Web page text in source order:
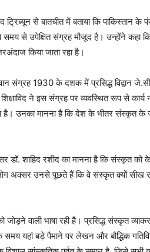
से बातचीत में बताया कि पाकिस्तान के
से उपेक्षित संग्रह मौजूद है। उन्होंने कहा
किया जाता रहा है।
संग्रह 1930 के दशक में प्रसिद्ध विद्वान
ने इस संग्रह पर व्यवस्थित रूप से
उनका मानना है कि देश के भीतर संस्कृत के
शाहिद रशीद का मानना है कि संस्कृत को
अक्सर उनसे पूछते हैं कि वे संस्कृत क्यों सीख
वाली भाषा रही है। प्रसिद्ध संस्कृत
यहां बड़े पैमाने पर लेखन और बौद्धिक